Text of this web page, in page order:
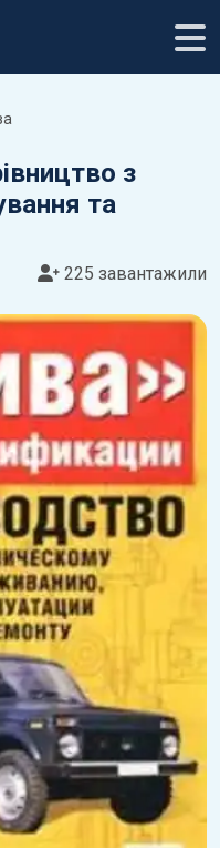
з
та
225 завантажили